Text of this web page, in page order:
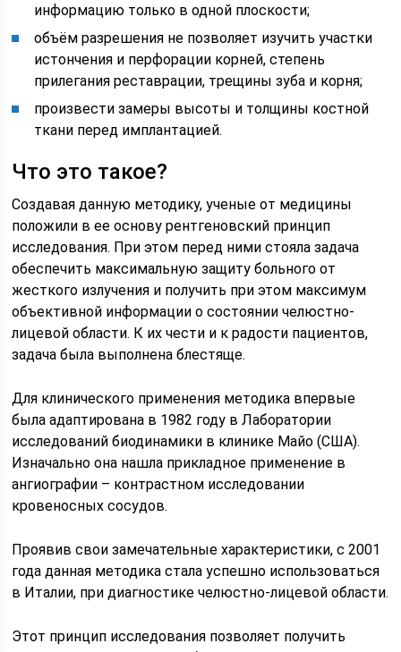
информацию только в одной плоскости;
объём разрешения не позволяет изучить участки
истончения и перфорации корней, степень
прилегания реставрации, трещины зуба и корня;
произвести замеры высоты и толщины костной
ткани перед имплантацией.
Что это такое?
Создавая данную методику, ученые от медицины
положили в ее основу рентгеновский принцип
исследования. При этом перед ними стояла задача
обеспечить максимальную защиту больного от
жесткого излучения и получить при этом максимум
объективной информации о состоянии челюстно-
лицевой области. К их чести и к радости пациентов,
задача была выполнена блестяще.
Для клинического применения методика впервые
была адаптирована в 1982 году в Лаборатории
исследований биодинамики в клинике Майо (США).
Изначально она нашла прикладное применение в
ангиографии – контрастном исследовании
кровеносных сосудов.
Проявив свои замечательные характеристики, с 2001
года данная методика стала успешно использоваться
в Италии, при диагностике челюстно-лицевой области.
Этот принцип исследования позволяет получить